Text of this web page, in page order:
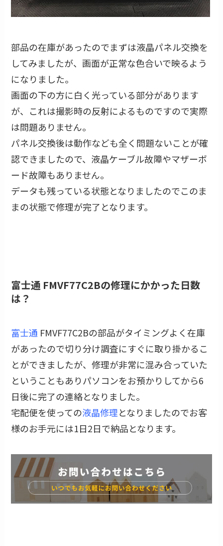
部品の在庫があったのでまずは液晶パネル交換を
してみましたが、画面が正常な色合いで映るよう
になりました。
画面の下の方に白く光っている部分があります
が、これは撮影時の反射によるものですので実際
は問題ありません。
パネル交換後は動作なども全く問題ないことが確
認できましたので、液晶ケーブル故障やマザーボ
ード故障もありません。
データも残っている状態となりましたのでこのま
まの状態で修理が完了となります。
富士通 FMVF77C2Bの修理にかかった日数
は？
富士通 FMVF77C2Bの部品がタイミングよく在庫
があったので切り分け調査にすぐに取り掛かるこ
とができましたが、修理が非常に混み合っていた
ということもありパソコンをお預かりしてから6
日後に完了の連絡となりました。
宅配便を使っての液晶修理となりましたのでお客
様のお手元には1日2日で納品となります。